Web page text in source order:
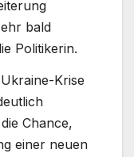
bald
Politikerin.
Krise
Chance,
einer neuen